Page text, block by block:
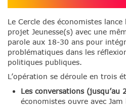
Le Cercle des économistes
projet Jeunesse(s) avec une
parole aux 18-30 ans pour
problématiques dans les
politiques publiques.
L’opération se déroule en trois
Les conversations (jusqu’au
économistes ouvre avec